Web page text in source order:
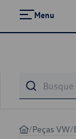
Menu
/Peças VW/